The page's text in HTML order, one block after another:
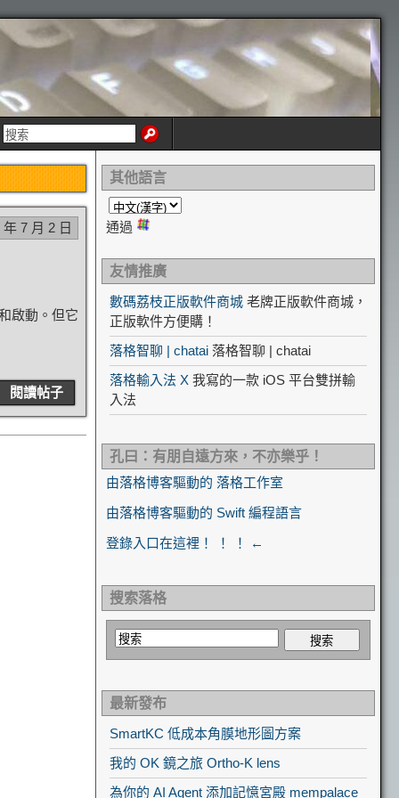
年 7 月 2 日
啟動。但它
閱讀帖子
其他語言
通過
友情推廣
數碼荔枝正版軟件商城 老牌正版軟件商城，
正版軟件方便購！
落格智聊 | chatai 落格智聊 | chatai
落格輸入法 X 我寫的一款 iOS 平台雙拼輸
入法
孔曰：有朋自遠方來，不亦樂乎！
由落格博客驅動的 落格工作室
由落格博客驅動的 Swift 編程語言
登錄入口在這裡！ ！ ！ ←
搜索落格
最新發布
SmartKC 低成本角膜地形圖方案
我的 OK 鏡之旅 Ortho-K lens
為你的 AI Agent 添加記憶宮殿 mempalace